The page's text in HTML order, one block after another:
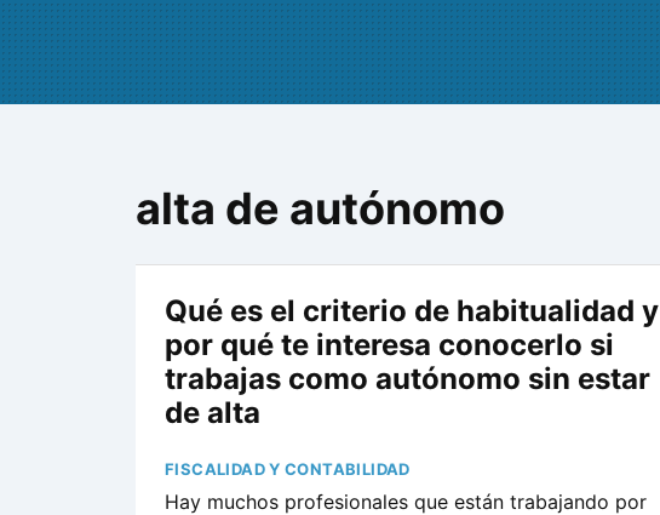
alta de autónomo
Qué es el criterio de habitualidad y
por qué te interesa conocerlo si
trabajas como autónomo sin estar
de alta
FISCALIDAD Y CONTABILIDAD
Hay muchos profesionales que están trabajando por